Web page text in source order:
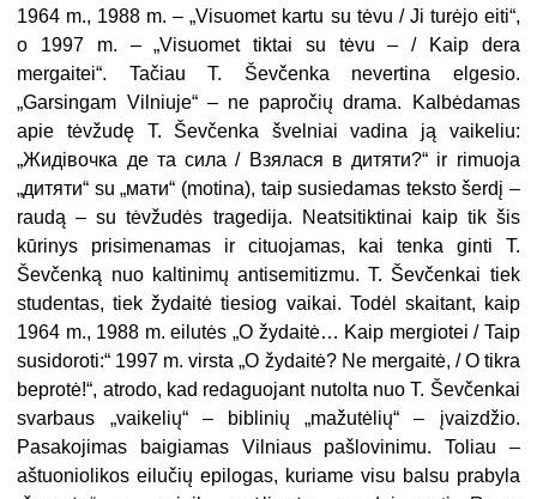
1964 m., 1988 m. – „Visuomet kartu su tėvu / Ji turėjo eiti“,
o 1997 m. – „Visuomet tiktai su tėvu – / Kaip dera
mergaitei“. Tačiau T. Ševčenka nevertina elgesio.
„Garsingam Vilniuje“ – ne papročių drama. Kalbėdamas
apie tėvžudę T. Ševčenka švelniai vadina ją vaikeliu:
„Жидівочка де та сила / Взялася в дитяти?“ ir rimuoja
„дитяти“ su „мати“ (motina), taip susiedamas teksto šerdį –
raudą – su tėvžudės tragedija. Neatsitiktinai kaip tik šis
kūrinys prisimenamas ir cituojamas, kai tenka ginti T.
Ševčenką nuo kaltinimų antisemitizmu. T. Ševčenkai tiek
studentas, tiek žydaitė tiesiog vaikai. Todėl skaitant, kaip
1964 m., 1988 m. eilutės „O žydaitė… Kaip mergiotei / Taip
susidoroti:“ 1997 m. virsta „O žydaitė? Ne mergaitė, / O tikra
beprotė!“, atrodo, kad redaguojant nutolta nuo T. Ševčenkai
svarbaus „vaikelių“ – biblinių „mažutėlių“ – įvaizdžio.
Pasakojimas baigiamas Vilniaus pašlovinimu. Toliau –
aštuoniolikos eilučių epilogas, kuriame visu balsu prabyla